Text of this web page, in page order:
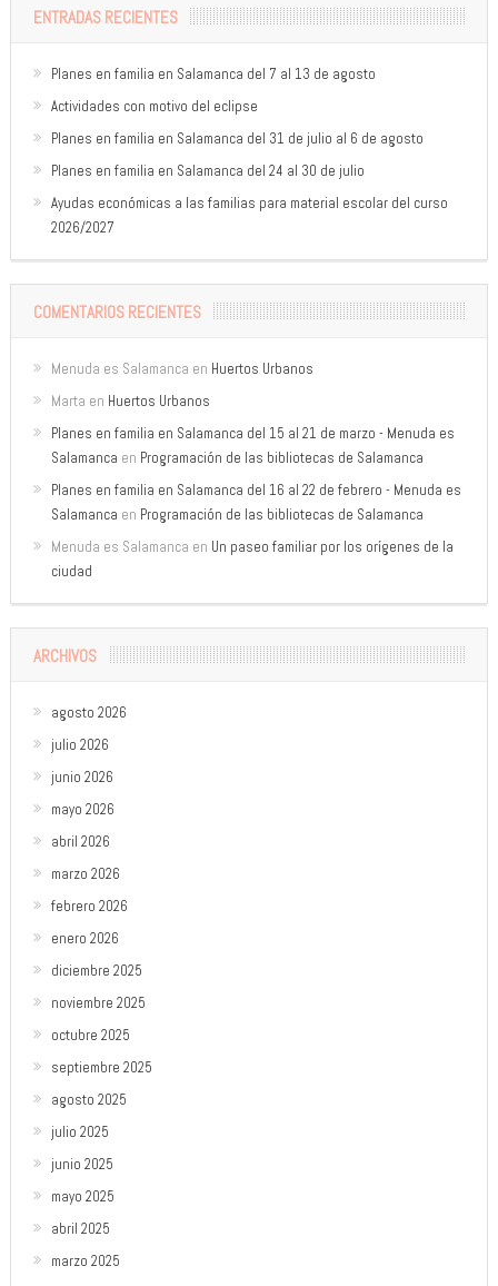
ENTRADAS RECIENTES
Planes en familia en Salamanca del 7 al 13 de agosto
Actividades con motivo del eclipse
Planes en familia en Salamanca del 31 de julio al 6 de agosto
Planes en familia en Salamanca del 24 al 30 de julio
Ayudas económicas a las familias para material escolar del curso
2026/2027
COMENTARIOS RECIENTES
Menuda es Salamanca en Huertos Urbanos
Marta en Huertos Urbanos
Planes en familia en Salamanca del 15 al 21 de marzo - Menuda es
Salamanca en Programación de las bibliotecas de Salamanca
Planes en familia en Salamanca del 16 al 22 de febrero - Menuda es
Salamanca en Programación de las bibliotecas de Salamanca
Menuda es Salamanca en Un paseo familiar por los orígenes de la
ciudad
ARCHIVOS
agosto 2026
julio 2026
junio 2026
mayo 2026
abril 2026
marzo 2026
febrero 2026
enero 2026
diciembre 2025
noviembre 2025
octubre 2025
septiembre 2025
agosto 2025
julio 2025
junio 2025
mayo 2025
abril 2025
marzo 2025